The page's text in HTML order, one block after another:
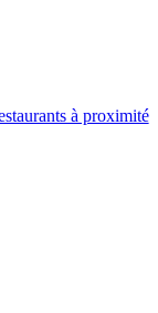
à proximité